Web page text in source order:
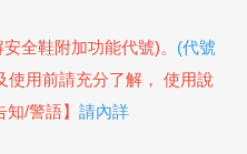
全鞋附加功能代號)。 (代號
使用前請充分了解， 使用說
/警語】 請內詳